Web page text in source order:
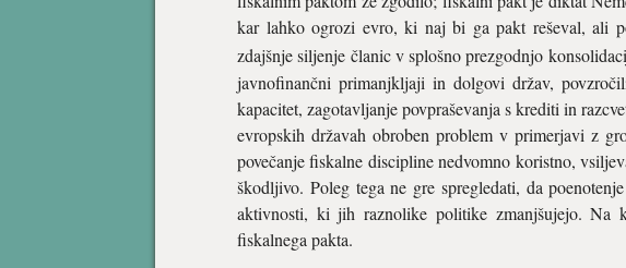
kar lahko ogrozi evro, ki naj bi ga pakt reševal, ali
zdajšnje siljenje članic v splošno prezgodnjo
javnofinančni primanjkljaji in dolgovi držav,
kapacitet, zagotavljanje povpraševanja s krediti in
evropskih državah obroben problem v primerjavi z
povečanje fiskalne discipline nedvomno koristno,
škodljivo. Poleg tega ne gre spregledati, da
aktivnosti, ki jih raznolike politike zmanjšujejo. Na
fiskalnega pakta.